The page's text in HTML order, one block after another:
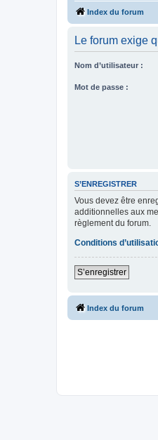
Index du forum
Le forum exige
Nom d’utilisateur :
Mot de passe :
S’ENREGISTRER
Vous devez être
additionnelles aux
règlement du forum.
Conditions
S’enregistrer
Index du forum